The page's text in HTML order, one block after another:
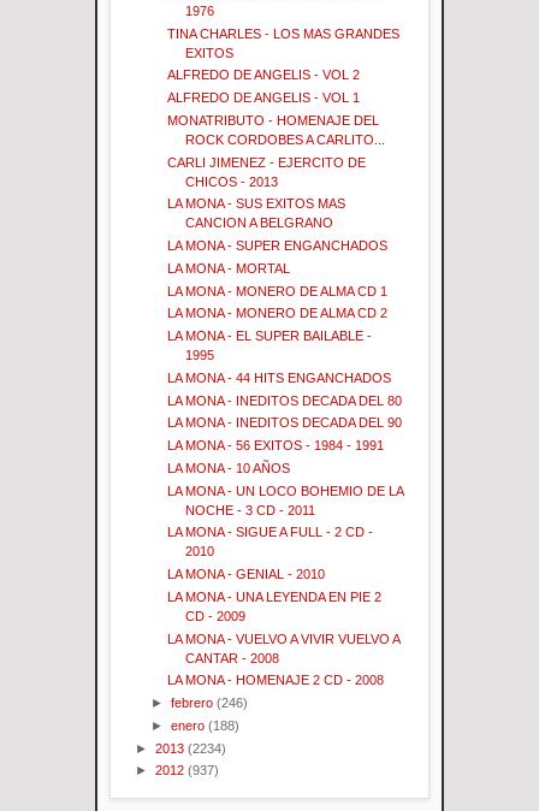
1976
TINA CHARLES - LOS MAS GRANDES
EXITOS
ALFREDO DE ANGELIS - VOL 2
ALFREDO DE ANGELIS - VOL 1
MONATRIBUTO - HOMENAJE DEL
ROCK CORDOBES A CARLITO...
CARLI JIMENEZ - EJERCITO DE
CHICOS - 2013
LA MONA - SUS EXITOS MAS
CANCION A BELGRANO
LA MONA - SUPER ENGANCHADOS
LA MONA - MORTAL
LA MONA - MONERO DE ALMA CD 1
LA MONA - MONERO DE ALMA CD 2
LA MONA - EL SUPER BAILABLE -
1995
LA MONA - 44 HITS ENGANCHADOS
LA MONA - INEDITOS DECADA DEL 80
LA MONA - INEDITOS DECADA DEL 90
LA MONA - 56 EXITOS - 1984 - 1991
LA MONA - 10 AÑOS
LA MONA - UN LOCO BOHEMIO DE LA
NOCHE - 3 CD - 2011
LA MONA - SIGUE A FULL - 2 CD -
2010
LA MONA - GENIAL - 2010
LA MONA - UNA LEYENDA EN PIE 2
CD - 2009
LA MONA - VUELVO A VIVIR VUELVO A
CANTAR - 2008
LA MONA - HOMENAJE 2 CD - 2008
►febrero (246)
►enero (188)
► 2013 (2234)
► 2012 (937)